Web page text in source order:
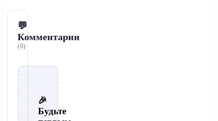
💬
Комментарии
(0)
🎉
Будьте